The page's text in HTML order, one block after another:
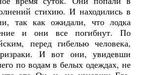
стихию. И находились в
так как ожидали, что лодка
и они все погибнут. По
перед гибелью человека,
И вот они, увидевши
по водам в белых одеждах, не